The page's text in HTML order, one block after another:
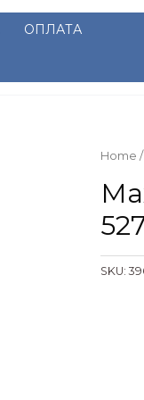
ОПЛАТА
Home /
SKU: